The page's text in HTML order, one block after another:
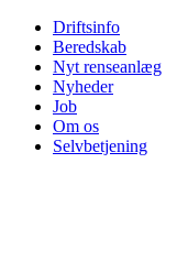
Driftsinfo
Beredskab
Nyt renseanlæg
Nyheder
Job
Om os
Selvbetjening